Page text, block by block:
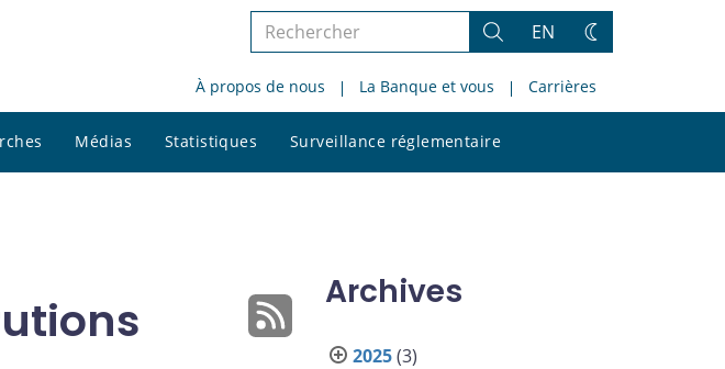
Rechercher
le
site
Rechercher
EN
Changez
thème
À propos de nous La Banque et vous Carrières
Médias Statistiques Surveillance réglementaire
le
Archives
2025(3)